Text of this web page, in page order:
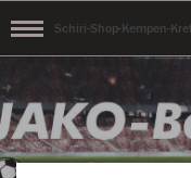
Schiri-Shop-Kempen-